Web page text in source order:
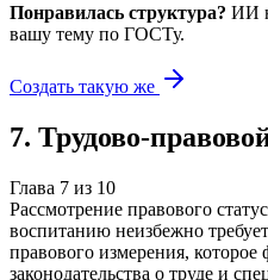
Понравилась структура? ИИ
вашу тему по ГОСТу.
Создать такую же
7. Трудово-
Глава 7 из 10
Рассмотрение правового
воспитанию неизбежно
правового измерения,
законодательства о труде и